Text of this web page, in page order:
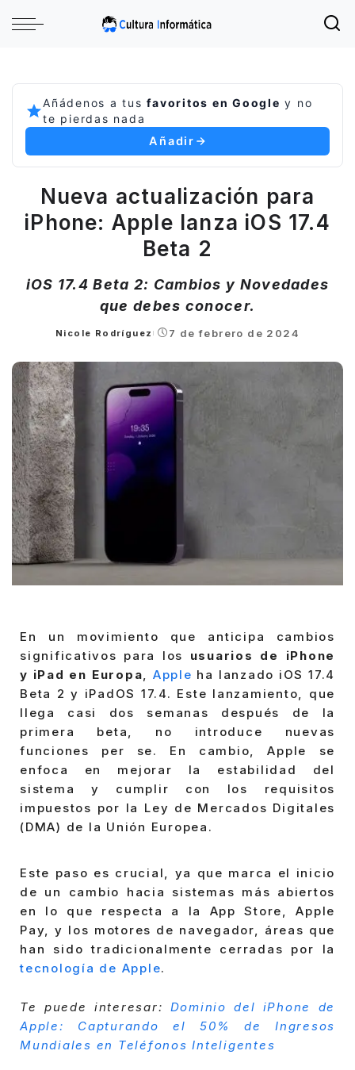
Añádenos a tusfavoritos en Google y no
te pierdas nada
Añadir
Nueva actualización para
iPhone: Apple lanza iOS 17.4
Beta 2
iOS 17.4 Beta 2: Cambios y Novedades
que debes conocer.
Posted
Nicole Rodríguez 7 de febrero de 2024
En un movimiento que anticipa cambios
significativos para los usuarios de iPhone
y iPad en Europa, Apple ha lanzado iOS 17.4
Beta 2 y iPadOS 17.4. Este lanzamiento, que
llega casi dos semanas después de la
primera beta, no introduce nuevas
funciones per se. En cambio, Apple se
enfoca en mejorar la estabilidad del
sistema y cumplir con los requisitos
impuestos por la Ley de Mercados Digitales
(DMA) de la Unión Europea.
Este paso es crucial, ya que marca el inicio
de un cambio hacia sistemas más abiertos
en lo que respecta a la App Store, Apple
Pay, y los motores de navegador, áreas que
han sido tradicionalmente cerradas por la
tecnología de Apple.
Te puede interesar: Dominio del iPhone de
Apple: Capturando el 50% de Ingresos
Mundiales en Teléfonos Inteligentes